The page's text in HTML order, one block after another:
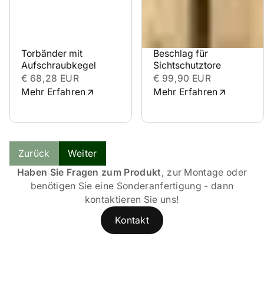
Torbänder mit
Aufschraubkegel
€ 68,28 EUR
Mehr Erfahren
Beschlag für
Sichtschutztore
€ 99,90 EUR
Mehr Erfahren
Zurück
Weiter
Haben Sie Fragen zum Produkt, zur Montage oder
benötigen Sie eine Sonderanfertigung - dann
kontaktieren Sie uns!
Kontakt